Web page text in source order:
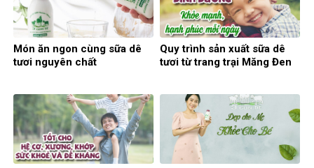
Món ăn ngon cùng sữa dê
tươi nguyên chất
Quy trình sản xuất sữa dê
tươi từ trang trại Măng Đen